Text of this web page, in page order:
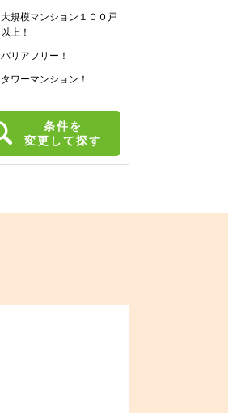
大規模マンション１００戸
以上！
バリアフリー！
タワーマンション！
条件を
変更して探す